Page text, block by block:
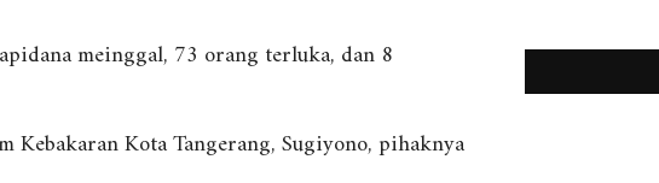
meinggal, 73 orang terluka, dan 8
Kebakaran Kota Tangerang, Sugiyono, pihaknya